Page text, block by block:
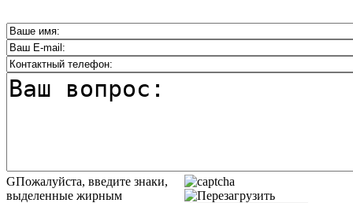
GПожалуйста, введите знаки,
выделенные жирным